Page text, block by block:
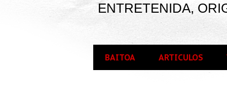
ENTRETENIDA,
BAITOA ARTICULOS